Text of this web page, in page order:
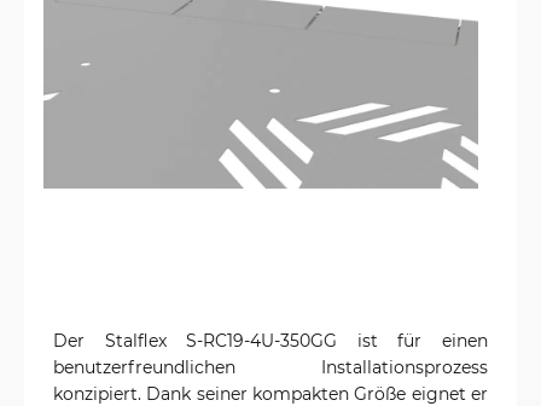
Der Stalflex S-RC19-4U-350GG ist für einen
benutzerfreundlichen Installationsprozess
konzipiert. Dank seiner kompakten Größe eignet er